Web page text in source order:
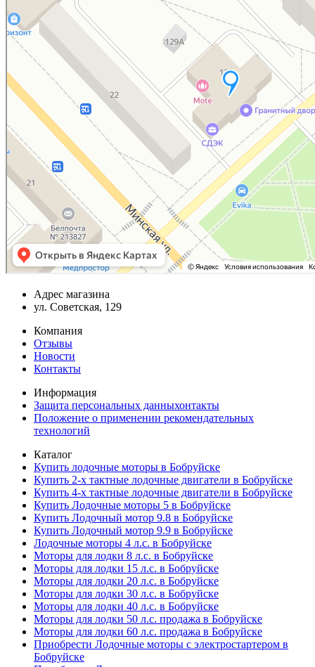
Адрес магазина
ул. Советская, 129
Компания
Отзывы
Новости
Контакты
Информация
Защита персональных данныхонтакты
Положение о применении рекомендательных
технологий
Каталог
Купить лодочные моторы в Бобруйске
Купить 2-х тактные лодочные двигатели в Бобруйске
Купить 4-х тактные лодочные двигатели в Бобруйске
Купить Лодочные моторы 5 в Бобруйске
Купить Лодочный мотор 9.8 в Бобруйске
Купить Лодочный мотор 9.9 в Бобруйске
Лодочные моторы 4 л.с. в Бобруйске
Моторы для лодки 8 л.с. в Бобруйске
Моторы для лодки 15 л.с. в Бобруйске
Моторы для лодки 20 л.с. в Бобруйске
Моторы для лодки 30 л.с. в Бобруйске
Моторы для лодки 40 л.с. в Бобруйске
Моторы для лодки 50 л.с. продажа в Бобруйске
Моторы для лодки 60 л.с. продажа в Бобруйске
Приобрести Лодочные моторы с электростартером в
Бобруйске